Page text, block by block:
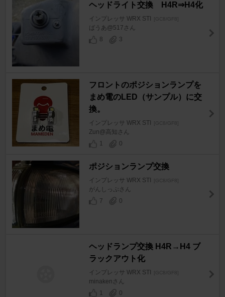
ヘッドライト交換 H4R⇒H4化
インプレッサ WRX STI [GC8/GF8]
ばうあ@517さん
8
3
フロントのポジションランプを
まめ電のLED（サンプル）に交
換。
インプレッサ WRX STI [GC8/GF8]
Zun@高知さん
1
0
ポジションランプ交換
インプレッサ WRX STI [GC8/GF8]
がんしっぷさん
7
0
ヘッドランプ交換 H4R→H4 ブ
ラックアウト化
インプレッサ WRX STI [GC8/GF8]
minakenさん
1
0